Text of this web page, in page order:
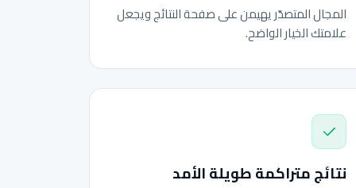
المجال المتصدّر يهيمن على صفحة النتائج ويجعل
علامتك الخيار الواضح.
نتائج متراكمة طويلة الأمد